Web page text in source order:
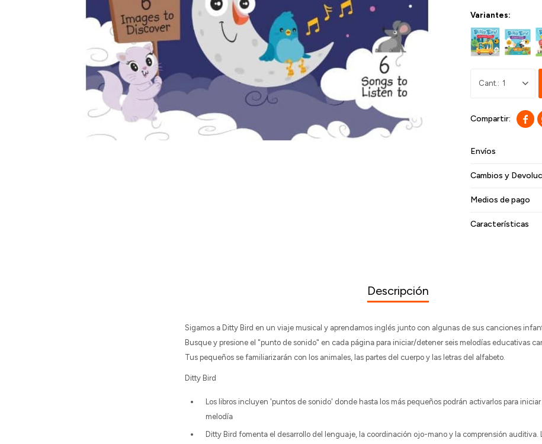
Variantes:
1

Envíos
Cambios y
Medios de pago
Características
Descripción
Sigamos a Ditty Bird en un viaje musical y aprendamos inglés junto con algunas de sus canciones
Busque y presione el "punto de sonido" en cada página para iniciar/detener seis melodías educativas
Tus pequeños se familiarizarán con los animales, las partes del cuerpo y las letras del alfabeto.
Ditty Bird
Los libros incluyen 'puntos de sonido' donde hasta los más pequeños podrán activarlos para
melodía
Ditty Bird fomenta el desarrollo del lenguaje, la coordinación ojo-mano y la comprensión auditiva.